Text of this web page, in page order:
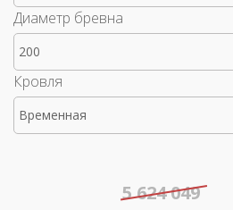
Диаметр бревна
200
Кровля
Временная
5 624 049